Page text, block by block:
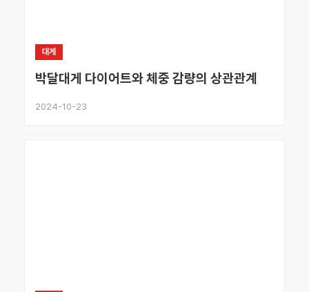
대게
박달대게 다이어트와 체중 감량의 상관관계
2024-10-23